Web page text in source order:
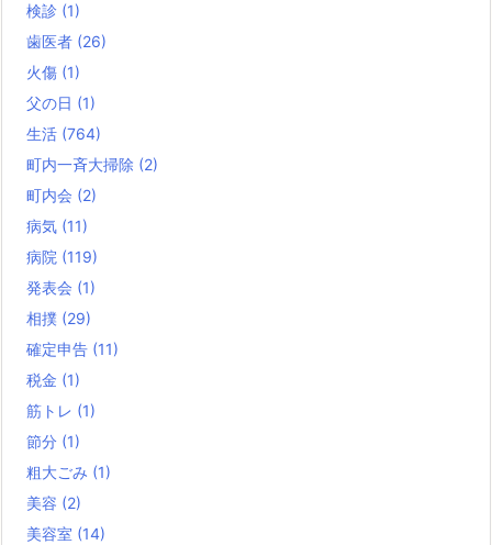
検診 (1)
歯医者 (26)
火傷 (1)
父の日 (1)
生活 (764)
町内一斉大掃除 (2)
町内会 (2)
病気 (11)
病院 (119)
発表会 (1)
相撲 (29)
確定申告 (11)
税金 (1)
筋トレ (1)
節分 (1)
粗大ごみ (1)
美容 (2)
美容室 (14)